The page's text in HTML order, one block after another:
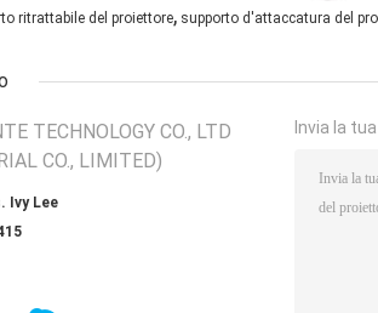
ritrattabile del proiettore, supporto d'attaccatura del
TECHNOLOGY CO., LTD
CO., LIMITED)
Ivy Lee
Invia la